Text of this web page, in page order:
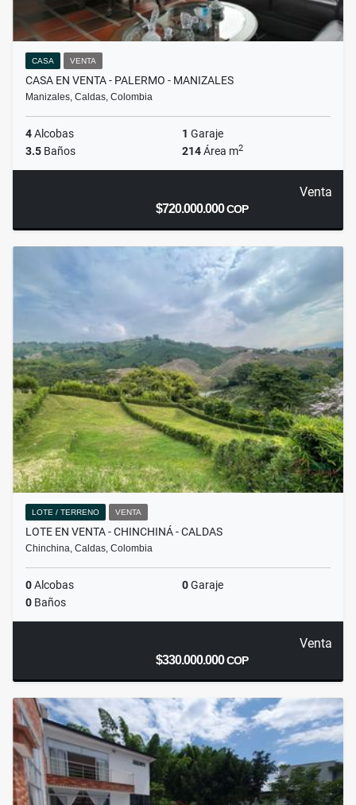
CASA VENTA
CASA EN VENTA - PALERMO - MANIZALES
Manizales, Caldas, Colombia
4Alcobas 1 Garaje
3.5 Baños 214Área m2
Venta
$720.000.000COP
LOTE / TERRENO VENTA
LOTE EN VENTA - CHINCHINÁ - CALDAS
Chinchina, Caldas, Colombia
0Alcobas 0Garaje
0 Baños
Venta
$330.000.000COP